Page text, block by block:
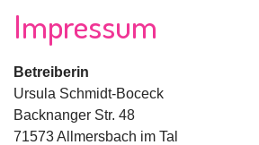
Impressum
Betreiberin
Ursula Schmidt-Boceck
Backnanger Str. 48
71573 Allmersbach im Tal